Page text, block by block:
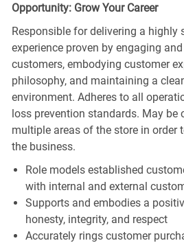
Opportunity: Grow Your Career
Responsible for delivering a highly
experience proven by engaging
customers, embodying customer
philosophy, and maintaining a
environment. Adheres to all
loss prevention standards. May be
multiple areas of the store in order
the business.
Role models established
with internal and external
Supports and embodies a
honesty, integrity, and respect
Accurately rings customer